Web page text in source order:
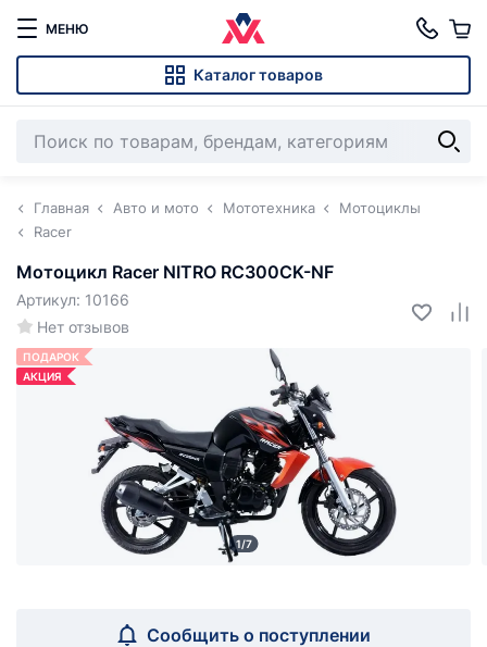
МЕНЮ
Каталог товаров
Главная Авто и мото Мототехника
Мотоциклы
Racer
Мотоцикл Racer NITRO RC300CK-NF
Нет отзывов
Артикул: 10166
ПОДАРОК
АКЦИЯ
1/7
Сообщить о поступлении